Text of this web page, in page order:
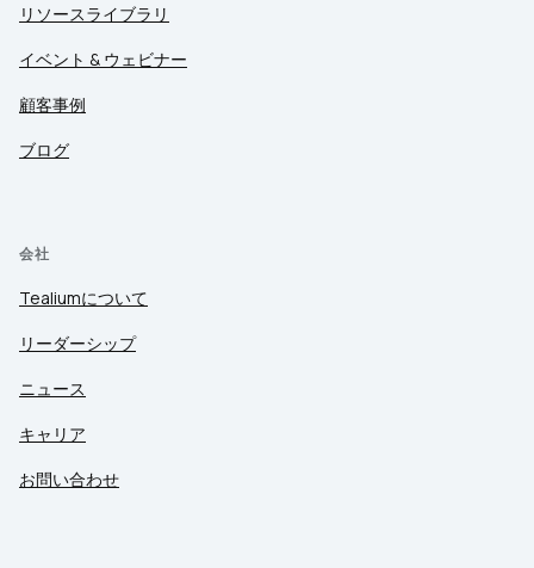
リソースライブラリ
イベント & ウェビナー
顧客事例
ブログ
会社
Tealiumについて
リーダーシップ
ニュース
キャリア
お問い合わせ